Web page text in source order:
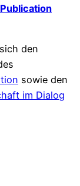
den
sowie den
im Dialog